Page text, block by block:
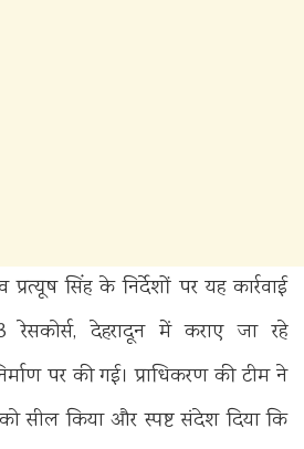
सिंह के निर्देशों पर यह कार्रवाई
रेसकोर्स, देहरादून में कराए जा रहे
पर की गई। प्राधिकरण की टीम ने
सील किया और स्पष्ट संदेश दिया कि